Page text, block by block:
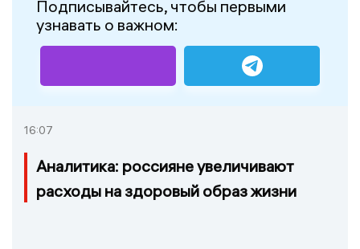
Подписывайтесь, чтобы первыми
узнавать о важном:
16:07
Аналитика: россияне увеличивают
расходы на здоровый образ жизни